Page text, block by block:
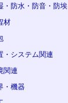
・防水・防音・防埃
材
・システム関連
関連
・機器